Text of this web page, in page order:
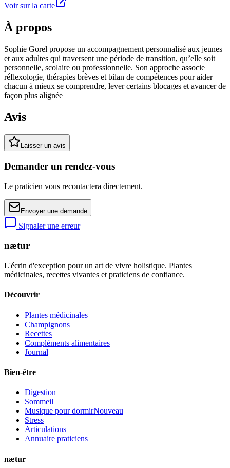
Voir sur la carte
À propos
Sophie Gorel propose un accompagnement personnalisé aux jeunes
et aux adultes qui traversent une période de transition, qu’elle soit
personnelle, scolaire ou professionnelle. Son approche associe
réflexologie, thérapies brèves et bilan de compétences pour aider
chacun à mieux se comprendre, lever certains blocages et avancer de
façon plus alignée
Avis
Laisser un avis
Demander un rendez-vous
Le praticien vous recontactera directement.
Envoyer une demande
Signaler une erreur
nætur
L'écrin d'exception pour un art de vivre holistique. Plantes
médicinales, recettes vivantes et praticiens de confiance.
Découvrir
Plantes médicinales
Champignons
Recettes
Compléments alimentaires
Journal
Bien-être
Digestion
Sommeil
Musique pour dormirNouveau
Stress
Articulations
Annuaire praticiens
nætur